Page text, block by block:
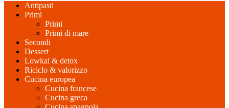
Antipasti
Primi
Primi
Primi di mare
Secondi
Dessert
Lowkal & detox
Riciclo & valorizzo
Cucina europea
Cucina francese
Cucina greca